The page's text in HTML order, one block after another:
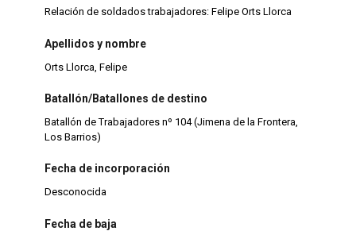
Relación de soldados trabajadores: Felipe Orts Llorca
Apellidos y nombre
Orts Llorca, Felipe
Batallón/Batallones de destino
Batallón de Trabajadores nº 104 (Jimena de la Frontera,
Los Barrios)
Fecha de incorporación
Desconocida
Fecha de baja